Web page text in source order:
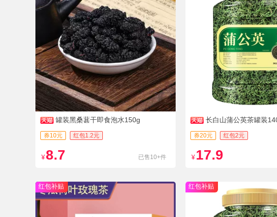
罐装黑桑葚干即食泡水150g
券10元 红包1.2元
¥ 8.7 已售10+件
长白山蒲公英茶罐装
券20元 红包2元
¥ 17.9
红包补贴 红包补贴